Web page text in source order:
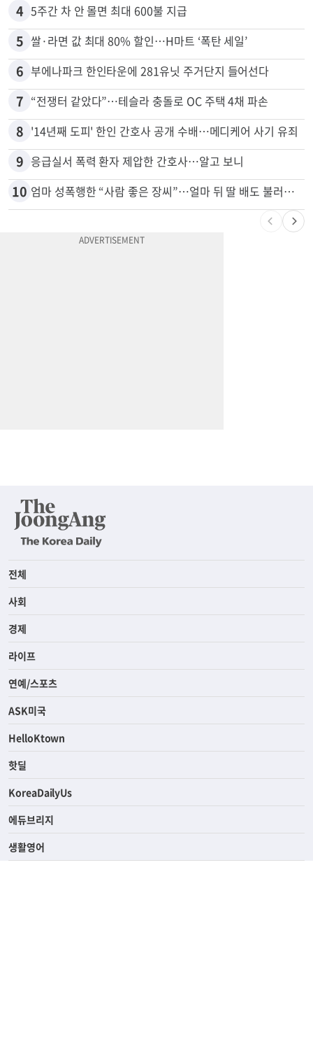
4 5주간 차 안 몰면 최대 600불 지급
5 쌀·라면 값 최대 80% 할인…H마트 ‘폭탄 세일’
6 부에나파크 한인타운에 281유닛 주거단지 들어선다
7 “전쟁터 같았다”…테슬라 충돌로 OC 주택 4채 파손
8 '14년째 도피' 한인 간호사 공개 수배…메디케어 사기 유죄
9 응급실서 폭력 환자 제압한 간호사…알고 보니
10 엄마 성폭행한 “사람 좋은 장씨”…얼마 뒤 딸 배도 불러왔다
전체
사회
경제
라이프
연예/스포츠
ASK미국
HelloKtown
핫딜
KoreaDailyUs
에듀브리지
생활영어